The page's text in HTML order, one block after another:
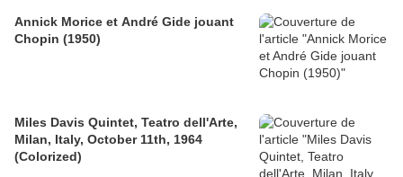
Annick Morice et André Gide jouant
Chopin (1950)
Miles Davis Quintet, Teatro dell'Arte,
Milan, Italy, October 11th, 1964
(Colorized)